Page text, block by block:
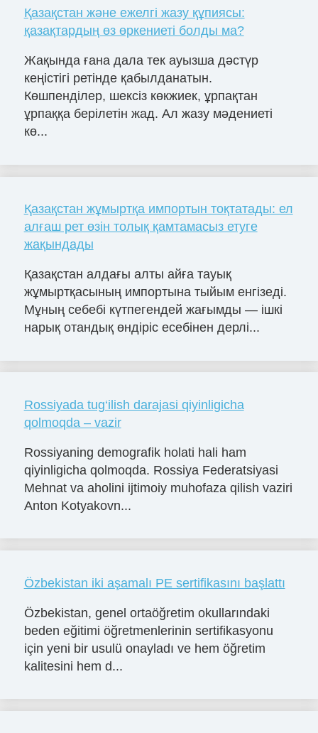
Қазақстан және ежелгі жазу құпиясы:
қазақтардың өз өркениеті болды ма?
Жақында ғана дала тек ауызша дәстүр
кеңістігі ретінде қабылданатын.
Көшпенділер, шексіз көкжиек, ұрпақтан
ұрпаққа берілетін жад. Ал жазу мәдениеті
кө...
Қазақстан жұмыртқа импортын тоқтатады: ел
алғаш рет өзін толық қамтамасыз етуге
жақындады
Қазақстан алдағы алты айға тауық
жұмыртқасының импортына тыйым енгізеді.
Мұның себебі күтпегендей жағымды — ішкі
нарық отандық өндіріс есебінен дерлі...
Rossiyada tug‘ilish darajasi qiyinligicha
qolmoqda – vazir
Rossiyaning demografik holati hali ham
qiyinligicha qolmoqda. Rossiya Federatsiyasi
Mehnat va aholini ijtimoiy muhofaza qilish vaziri
Anton Kotyakovn...
Özbekistan iki aşamalı PE sertifikasını başlattı
Özbekistan, genel ortaöğretim okullarındaki
beden eğitimi öğretmenlerinin sertifikasyonu
için yeni bir usulü onayladı ve hem öğretim
kalitesini hem d...